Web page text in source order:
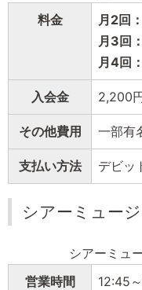
料金
月2回：
月3回：
月4回：
入会金 2,200
その他費用 一部有
支払い方法 デビッ
シアーミュー
シアーミュ
営業時間
12:45